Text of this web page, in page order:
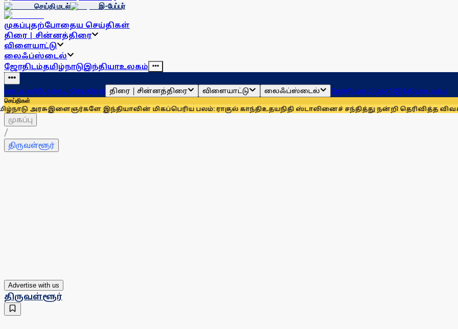
செய்தி மடல் இ-பேப்பர்
முகப்புதற்போதைய செய்திகள்
திரை | சின்னத்திரை
விளையாட்டு
லைஃப்ஸ்டைல்
ஜோதிடம்தமிழ்நாடுஇந்தியாஉலகம்
முகப்புதற்போதைய செய்திகள் திரை | சின்னத்திரை விளையாட்டு லைஃப்ஸ்டைல் ஜோதிடம்தமிழ்நாடுஇந்தியாஉலகம்
செய்திகள்
இளைஞர்களே இந்தியாவின் மிகப்பெரிய பலம்: ராகுல் காந்திஉதயநிதி ஸ்டாலினைச் சந்தித்து நன்றி தெரிவித்த விவசாயிகள்!
முகப்பு
/
திருவள்ளூர்
Advertise with us
திருவள்ளூர்